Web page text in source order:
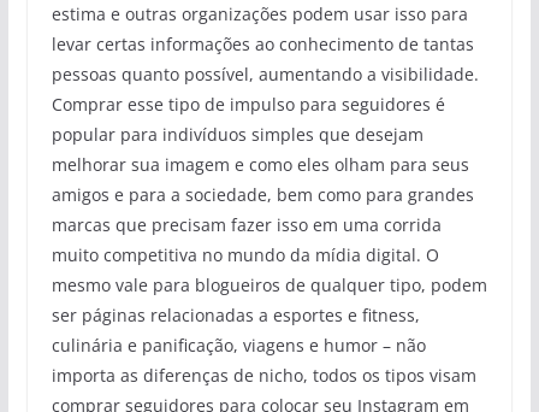
estima e outras organizações podem usar isso para
levar certas informações ao conhecimento de tantas
pessoas quanto possível, aumentando a visibilidade.
Comprar esse tipo de impulso para seguidores é
popular para indivíduos simples que desejam
melhorar sua imagem e como eles olham para seus
amigos e para a sociedade, bem como para grandes
marcas que precisam fazer isso em uma corrida
muito competitiva no mundo da mídia digital. O
mesmo vale para blogueiros de qualquer tipo, podem
ser páginas relacionadas a esportes e fitness,
culinária e panificação, viagens e humor – não
importa as diferenças de nicho, todos os tipos visam
comprar seguidores para colocar seu Instagram em